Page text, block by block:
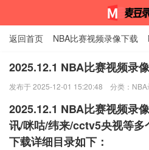
返回首页 NBA比赛视频录像下载
2025.12.1 NBA比赛视频录
发布于 2025-12-01 15:20:48 分类：
2025.12.1 NBA比赛视频录
讯/咪咕/纬来/cctv5央视等
下载详细目录如下：